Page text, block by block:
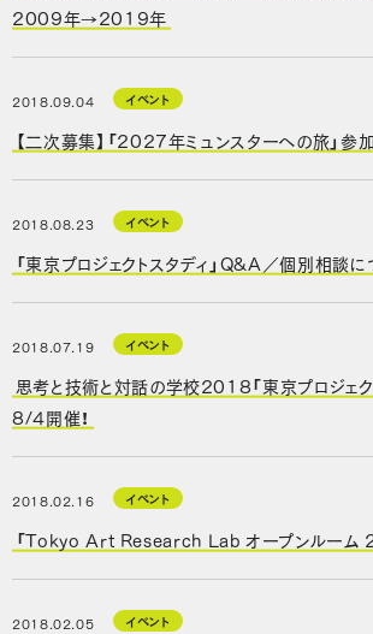
2009年→2019年
2018.09.04 イベント
【二次募集】「2027年ミュンスターへの旅」参
2018.08.23 イベント
「東京プロジェクトスタディ」Q&A／個別相談に
2018.07.19 イベント
思考と技術と対話の学校2018「東京プロジェク
8/4開催！
2018.02.16 イベント
「Tokyo Art Research Lab オープンルーム
2018.02.05 イベント